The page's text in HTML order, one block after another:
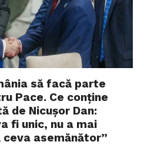
să facă parte
Pace. Ce conține
de Nicușor Dan:
fi unic, nu a mai
asemănător”